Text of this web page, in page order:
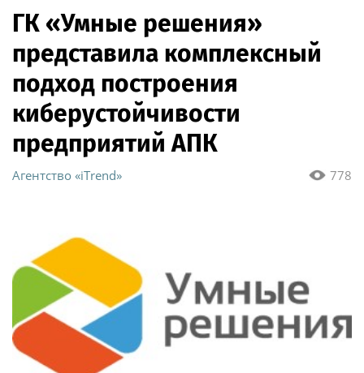
ГК «Умные решения»
представила комплексный
подход построения
киберустойчивости
предприятий АПК
778
Агентство «iTrend»